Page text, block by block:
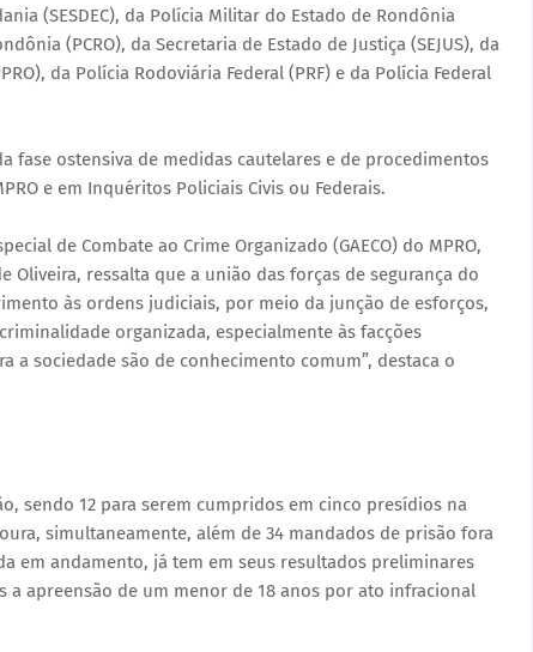
(SESDEC), da Polícia Militar do Estado de Rondônia
(PCRO), da Secretaria de Estado de Justiça (SEJUS), da
da Polícia Rodoviária Federal (PRF) e da Polícia Federal
fase ostensiva de medidas cautelares e de procedimentos
e em Inquéritos Policiais Civis ou Federais.
de Combate ao Crime Organizado (GAECO) do MPRO,
Oliveira, ressalta que a união das forças de segurança do
às ordens judiciais, por meio da junção de esforços,
organizada, especialmente às facções
a sociedade são de conhecimento comum”, destaca o
sendo 12 para serem cumpridos em cinco presídios na
simultaneamente, além de 34 mandados de prisão fora
em andamento, já tem em seus resultados preliminares
a apreensão de um menor de 18 anos por ato infracional